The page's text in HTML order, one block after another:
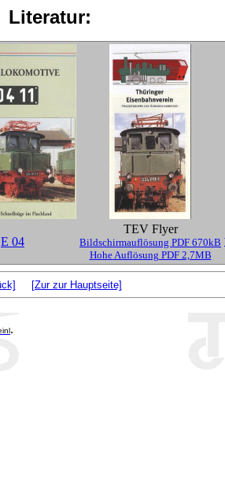
Literatur:
E 04
TEV Flyer
Bildschirmauflösung PDF 670kB
Hohe Auflösung PDF 2,7MB
[Zur zur Hauptseite]
.